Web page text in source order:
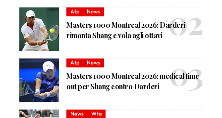
Atp News
Masters 1000 Montreal 2026: Darderi
rimonta Shang e vola agli ottavi
Atp News
Masters 1000 Montreal 2026: medical time
out per Shang contro Darderi
News Wta